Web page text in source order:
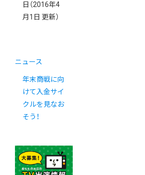
日 （2016年4
月1日 更新）
ニュース
年末商戦に向
けて入金サイ
クルを見なお
そう！